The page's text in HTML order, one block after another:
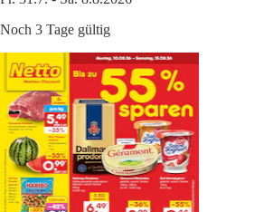
Noch 3 Tage gültig